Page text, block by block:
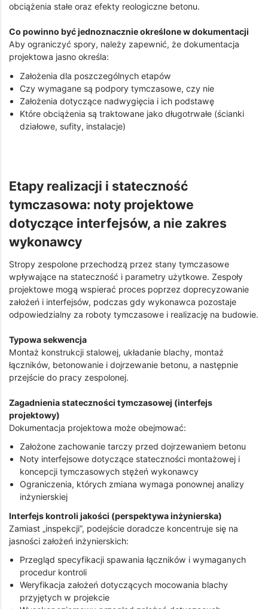
obciążenia stałe oraz efekty reologiczne betonu.
Co powinno być jednoznacznie określone w dokumentacji
Aby ograniczyć spory, należy zapewnić, że dokumentacja
projektowa jasno określa:
Założenia dla poszczególnych etapów
Czy wymagane są podpory tymczasowe, czy nie
Założenia dotyczące nadwygięcia i ich podstawę
Które obciążenia są traktowane jako długotrwałe (ścianki
działowe, sufity, instalacje)
Etapy realizacji i stateczność
tymczasowa: noty projektowe
dotyczące interfejsów, a nie zakres
wykonawcy
Stropy zespolone przechodzą przez stany tymczasowe
wpływające na stateczność i parametry użytkowe. Zespoły
projektowe mogą wspierać proces poprzez doprecyzowanie
założeń i interfejsów, podczas gdy wykonawca pozostaje
odpowiedzialny za roboty tymczasowe i realizację na budowie.
Typowa sekwencja
Montaż konstrukcji stalowej, układanie blachy, montaż
łączników, betonowanie i dojrzewanie betonu, a następnie
przejście do pracy zespolonej.
Zagadnienia stateczności tymczasowej (interfejs
projektowy)
Dokumentacja projektowa może obejmować:
Założone zachowanie tarczy przed dojrzewaniem betonu
Noty interfejsowe dotyczące stateczności montażowej i
koncepcji tymczasowych stężeń wykonawcy
Ograniczenia, których zmiana wymaga ponownej analizy
inżynierskiej
Interfejs kontroli jakości (perspektywa inżynierska)
Zamiast „inspekcji”, podejście doradcze koncentruje się na
jasności założeń inżynierskich:
Przegląd specyfikacji spawania łączników i wymaganych
procedur kontroli
Weryfikacja założeń dotyczących mocowania blachy
przyjętych w projekcie